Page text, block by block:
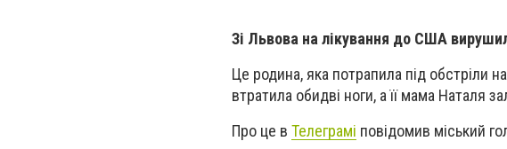
Зі Львова на лікування до США
Це родина, яка потрапила під обстріли
втратила обидві ноги, а її мама Наталя
Про це в Телеграмі повідомив міський